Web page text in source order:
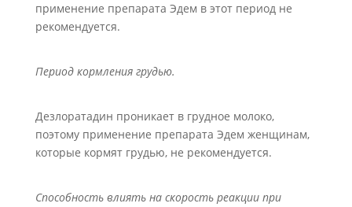
применение препарата Эдем в этот период не
рекомендуется.
Период кормления грудью.
Дезлоратадин проникает в грудное молоко,
поэтому применение препарата Эдем женщинам,
которые кормят грудью, не рекомендуется.
Способность влиять на скорость реакции при